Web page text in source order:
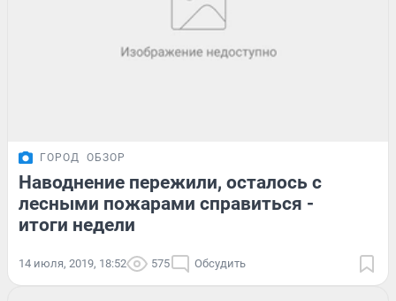
ГОРОД ОБЗОР
Наводнение пережили, осталось с
лесными пожарами справиться -
итоги недели
14 июля, 2019, 18:52 575 Обсудить